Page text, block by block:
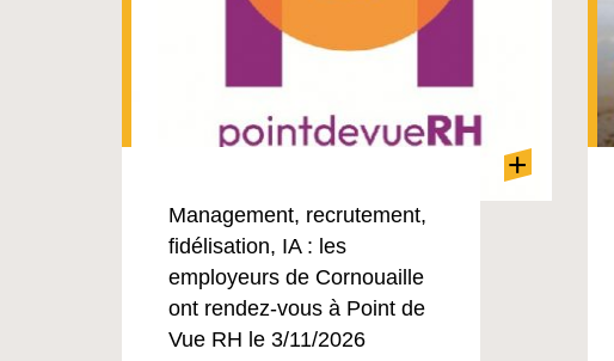
+
Management, recrutement,
fidélisation, IA : les
employeurs de Cornouaille
ont rendez-vous à Point de
Vue RH le 3/11/2026